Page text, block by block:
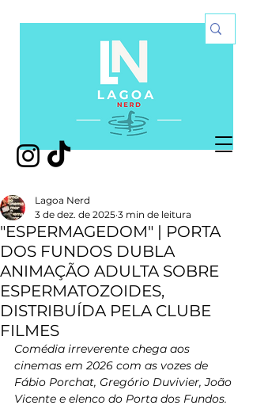
"ESPERMAGEDOM" | PORTA
DOS FUNDOS DUBLA
ANIMAÇÃO ADULTA SOBRE
ESPERMATOZOIDES,
DISTRIBUÍDA PELA CLUBE
FILMES
Lagoa Nerd
3 de dez. de 2025 3 min de leitura
Comédia irreverente chega aos
cinemas em 2026 com as vozes de
Fábio Porchat, Gregório Duvivier, João
Vicente e elenco do Porta dos Fundos.